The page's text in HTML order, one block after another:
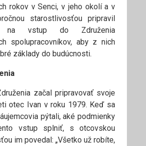
rokov v Senci, v jeho okolí a v
starostlivosťou pripravil
na vstup do Združenia
spolupracovníkov, aby z nich
základy do budúcnosti.
začal pripravovať svoje
otec Ivan v roku 1979. Keď sa
pýtali, aké podmienky
vstup splniť, s otcovskou
im povedal: „Všetko už robíte,